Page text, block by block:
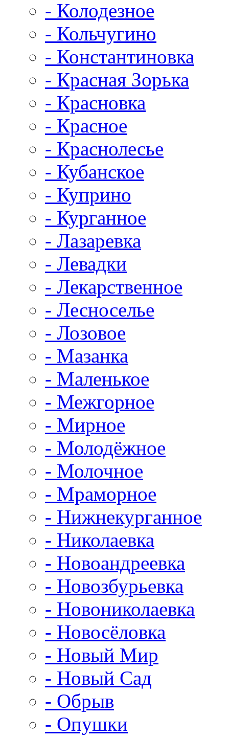
- Колодезное
- Кольчугино
- Константиновка
- Красная Зорька
- Красновка
- Красное
- Краснолесье
- Кубанское
- Куприно
- Курганное
- Лазаревка
- Левадки
- Лекарственное
- Лесноселье
- Лозовое
- Мазанка
- Маленькое
- Межгорное
- Мирное
- Молодёжное
- Молочное
- Мраморное
- Нижнекурганное
- Николаевка
- Новоандреевка
- Новозбурьевка
- Новониколаевка
- Новосёловка
- Новый Мир
- Новый Сад
- Обрыв
- Опушки